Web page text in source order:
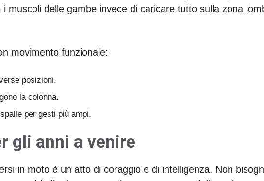
muscoli delle gambe invece di caricare tutto sulla zona
movimento funzionale:
posizioni.
la colonna.
per gesti più ampi.
gli anni a venire
in moto è un atto di coraggio e di intelligenza. Non